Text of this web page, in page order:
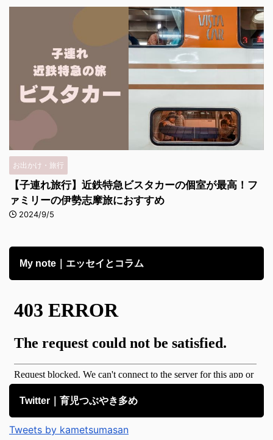
お出かけ・旅行
【子連れ旅行】近鉄特急ビスタカーの個室が最高！フ
ァミリーの伊勢志摩旅におすすめ
2024/9/5
My note｜エッセイとコラム
Twitter｜育児つぶやき多め
Tweets by kametsumasan